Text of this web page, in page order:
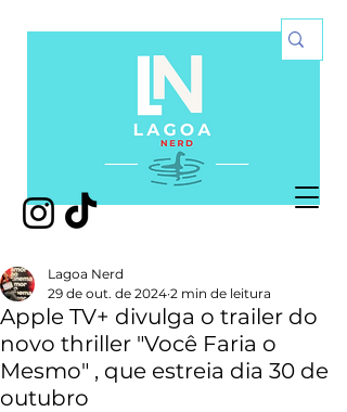
Apple TV+ divulga o trailer do
novo thriller "Você Faria o
Mesmo" , que estreia dia 30 de
outubro
Lagoa Nerd
29 de out. de 2024 2 min de leitura